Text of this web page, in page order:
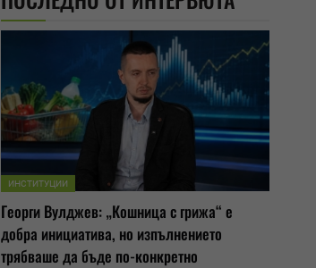
ИНСТИТУЦИИ
Георги Вулджев: „Кошница с грижа“ е
добра инициатива, но изпълнението
трябваше да бъде по-конкретно